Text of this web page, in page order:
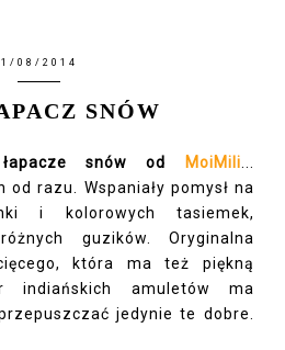
1/08/2014
SNÓW
snów od MoiMili...
od razu. Wspaniały pomysł na
i kolorowych tasiemek,
guzików. Oryginalna
która ma też piękną
indiańskich amuletów ma
jedynie te dobre.